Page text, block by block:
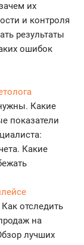
их
и контроля
результаты
ошибок
Какие
показатели
Какие
отследить
на
лучших